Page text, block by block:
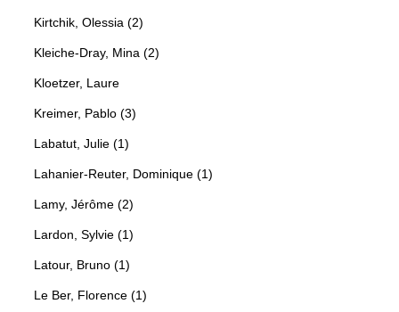
Kirtchik, Olessia (2)
Kleiche-Dray, Mina (2)
Kloetzer, Laure
Kreimer, Pablo (3)
Labatut, Julie (1)
Lahanier-Reuter, Dominique (1)
Lamy, Jérôme (2)
Lardon, Sylvie (1)
Latour, Bruno (1)
Le Ber, Florence (1)